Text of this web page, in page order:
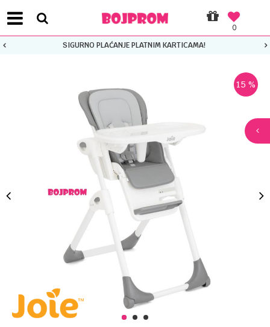
0
SIGURNO PLAĆANJE PLATNIM KARTICAMA!
1 2 3
15 %